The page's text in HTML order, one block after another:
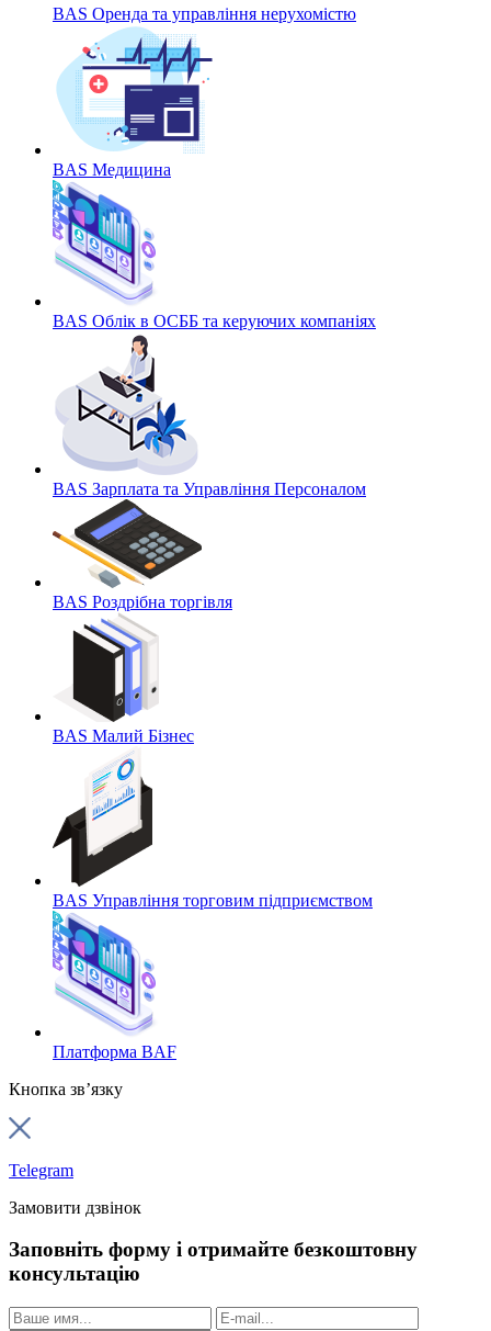
BAS Оренда та управління нерухомістю
BAS Медицина
BAS Облік в ОСББ та керуючих компаніях
BAS Зарплата та Управління Персоналом
BAS Роздрібна торгівля
BAS Малий Бізнес
BAS Управління торговим підприємством
Платформа BAF
Кнопка зв’язку
Telegram
Замовити дзвінок
Заповніть форму і отримайте безкоштовну
консультацію